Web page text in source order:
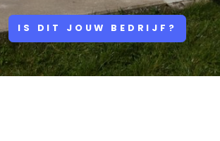
IS DIT JOUW BEDRIJF?